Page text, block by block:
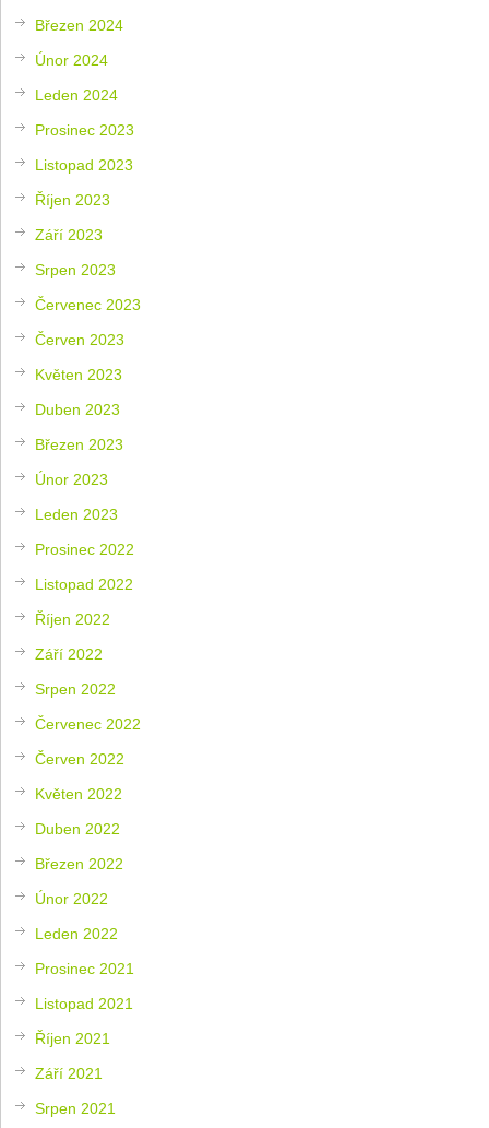
Březen 2024
Únor 2024
Leden 2024
Prosinec 2023
Listopad 2023
Říjen 2023
Září 2023
Srpen 2023
Červenec 2023
Červen 2023
Květen 2023
Duben 2023
Březen 2023
Únor 2023
Leden 2023
Prosinec 2022
Listopad 2022
Říjen 2022
Září 2022
Srpen 2022
Červenec 2022
Červen 2022
Květen 2022
Duben 2022
Březen 2022
Únor 2022
Leden 2022
Prosinec 2021
Listopad 2021
Říjen 2021
Září 2021
Srpen 2021